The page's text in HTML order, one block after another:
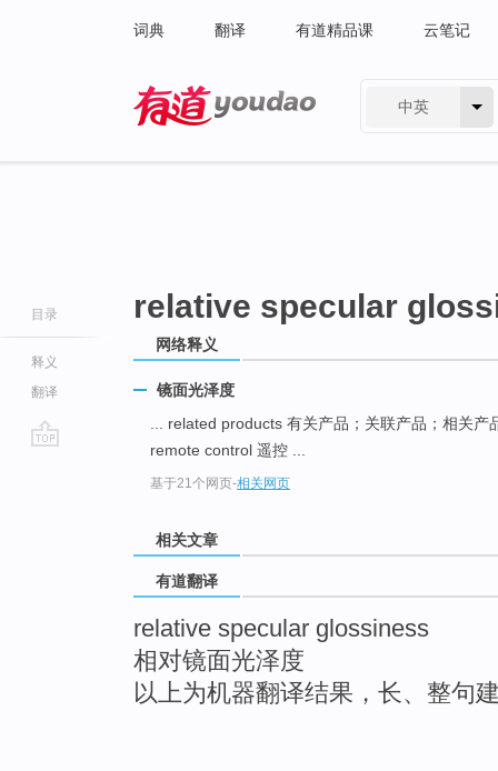
词典 翻译 有道精品课 云笔记
中英
目录
释义
翻译
relative specular
网络释义
镜面光泽度
... related products 有关产品；关联产品；相关产
remote control 遥控 ...
基于21个网页-相关网页
相关文章
有道翻译
relative specular glossiness
相对镜面光泽度
以上为机器翻译结果，长、整句